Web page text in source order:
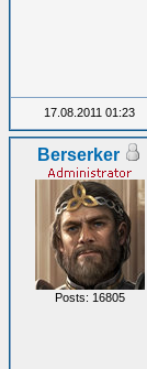
17.08.2011 01:23
Berserker
Posts: 16805